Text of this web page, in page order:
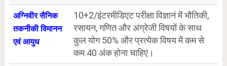
अग्निवीर सैनिक
तकनीकी विमानन
एवं आयुध
10+2/इंटरमीडिएट परीक्षा विज्ञानं में भौतिकी,
रसायन, गणित और अंग्रेजी विषयों के साथ
कुल योग 50% और प्रत्येक विषय में कम से
कम 40 अंक होना चाहिए।